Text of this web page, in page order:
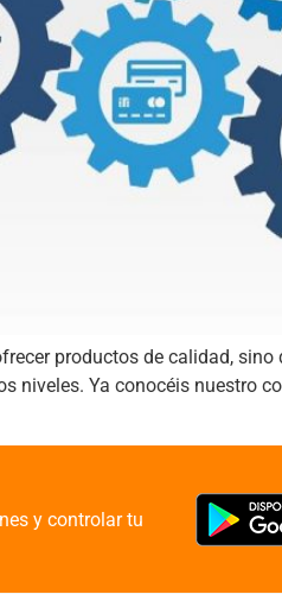
productos de calidad,
niveles. Ya conocéis nuestro
y controlar tu